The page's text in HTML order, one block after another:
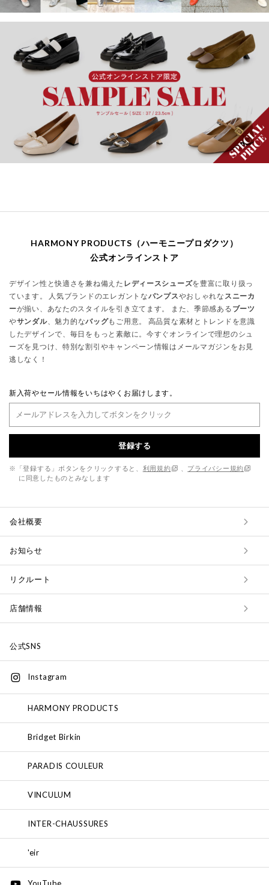
HARMONY PRODUCTS（ハーモニープロダクツ）
公式オンラインストア
デザイン性と快適さを兼ね備えた レディースシューズを豊富に取り扱っ
ています。 人気ブランドのエレガントなパンプスやおしゃれな スニーカ
ーが揃い、あなたのスタイルを引き立てます。 また、季節感ある ブーツ
やサンダル、魅力的なバッグもご用意。 高品質な素材とトレンドを意識
したデザインで、毎日をもっと素敵に。今すぐオンラインで理想のシュ
ーズを見つけ、特別な割引やキャンペーン情報はメールマガジンをお見
逃しなく！
新入荷やセール情報をいちはやくお届けします。
登録する
※「登録する」ボタンをクリックすると、 利用規約
プライバシー規約
に同意したものとみなします
会社概要
お知らせ
リクルート
店舗情報
公式SNS
Instagram
HARMONY PRODUCTS
Bridget Birkin
PARADIS COULEUR
VINCULUM
INTER-CHAUSSURES
'eir